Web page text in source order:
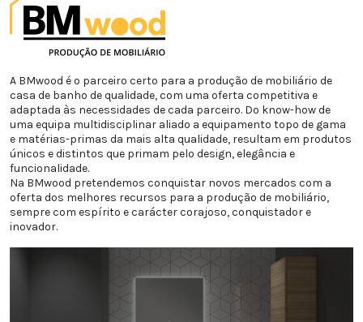
A BMwood é o parceiro certo para a produção de mobiliário de
casa de banho de qualidade, com uma oferta competitiva e
adaptada às necessidades de cada parceiro. Do know-how de
uma equipa multidisciplinar aliado a equipamento topo de gama
e matérias-primas da mais alta qualidade, resultam em produtos
únicos e distintos que primam pelo design, elegância e
funcionalidade.
Na BMwood pretendemos conquistar novos mercados com a
oferta dos melhores recursos para a produção de mobiliário,
sempre com espírito e carácter corajoso, conquistador e
inovador.